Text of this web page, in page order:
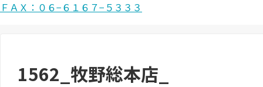
ＦＡＸ：０６−６１６７−５３３３
1562_牧野総本店_